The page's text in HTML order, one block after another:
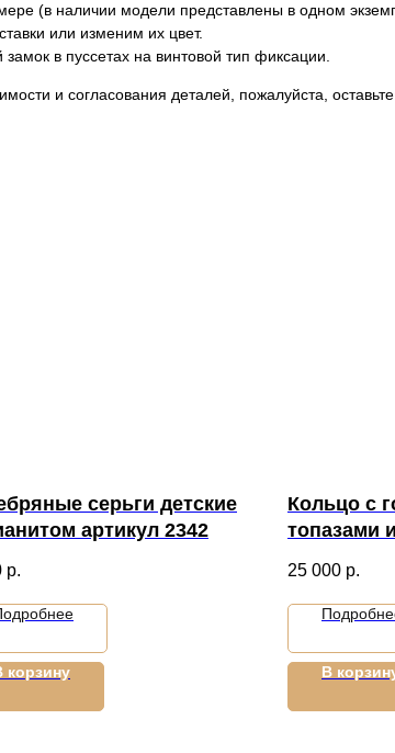
(в наличии модели представлены в одном
или изменим их цвет.
в пуссетах на винтовой тип фиксации.
и согласования деталей, пожалуйста, оставьте
серьги детские
артикул 2342
р.
корзину
Кольцо с
топазами
25 000 р.
В